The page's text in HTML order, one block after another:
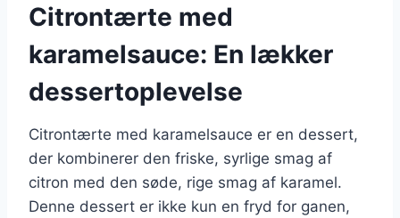
Citrontærte med
karamelsauce: En lækker
dessertoplevelse
Citrontærte med karamelsauce er en dessert,
der kombinerer den friske, syrlige smag af
citron med den søde, rige smag af karamel.
Denne dessert er ikke kun en fryd for ganen,